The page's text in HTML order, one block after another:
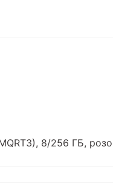
8/256 ГБ,